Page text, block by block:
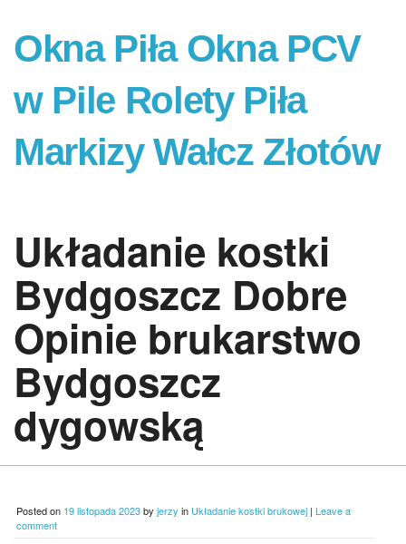
Okna Piła Okna PCV
w Pile Rolety Piła
Markizy Wałcz Złotów
Układanie kostki
Bydgoszcz Dobre
Opinie brukarstwo
Bydgoszcz
dygowską
Posted on 19 listopada 2023by jerzy in Układanie kostki brukowej | Leave a
comment